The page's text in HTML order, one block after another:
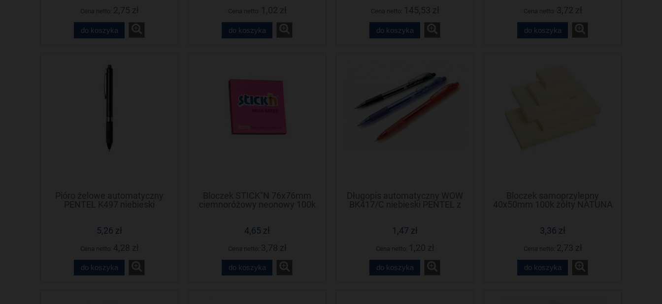
do koszyka do koszyka do koszyka do koszyka
Pióro żelowe automatyczny
PENTEL K497 niebieski
5,26 zł
do koszyka
Bloczek STICK"N 76x76mm
ciemnoróżowy neonowy 100k
4,65 zł
do koszyka
Długopis automatyczny WOW
BK417/C niebieski PENTEL z
1,47 zł
do koszyka
Bloczek samoprzylepny
40x50mm 100k żółty NATUNA
3,36 zł
do koszyka